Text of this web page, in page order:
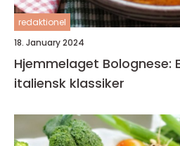
redaktionel
18. January 2024
Hjemmelaget Bolognese:
italiensk klassiker